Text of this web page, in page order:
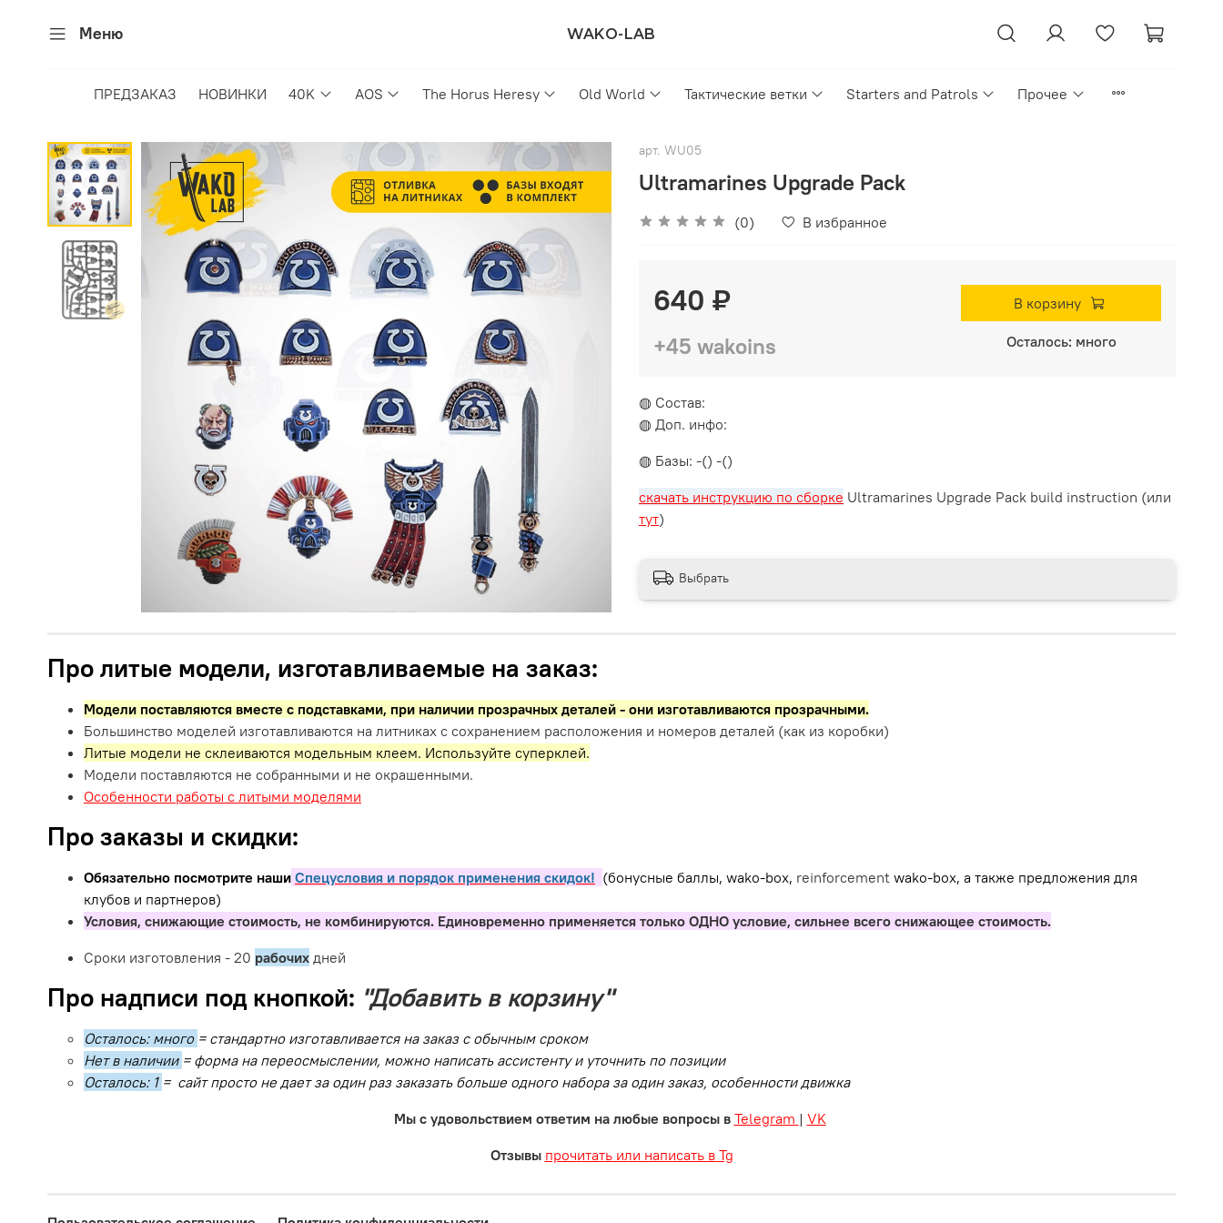
Меню WAKO-LAB
ПРЕДЗАКАЗ НОВИНКИ 40K AOS The Horus Heresy Old World Тактические ветки Starters and Patrols Прочее
арт. WU05
Ultramarines Upgrade Pack
(0) В избранное
640 ₽
+45 wakoins
В корзину
Осталось: много
◍ Состав:
◍ Доп. инфо:
◍ Базы: -() -()
скачать инструкцию по сборке Ultramarines Upgrade Pack build instruction (или
тут)
Выбрать
Про литые модели, изготавливаемые на заказ:
Модели поставляются вместе с подставками, при наличии прозрачных деталей - они изготавливаются прозрачными.
Большинство моделей изготавливаются на литниках с сохранением расположения и номеров деталей (как из коробки)
Литые модели не склеиваются модельным клеем. Используйте суперклей.
Модели поставляются не собранными и не окрашенными.
Особенности работы с литыми моделями
Про заказы и скидки:
Обязательно посмотрите наши Спецусловия и порядок применения скидок! (бонусные баллы, wako-box, reinforcement wako-box, а также предложения для
клубов и партнеров)
Условия, снижающие стоимость, не комбинируются. Единовременно применяется только ОДНО условие, сильнее всего снижающее стоимость.
Сроки изготовления - 20 рабочих дней
Про надписи под кнопкой: "Добавить в корзину"
Осталось: много = стандартно изготавливается на заказ с обычным сроком
Нет в наличии = форма на переосмыслении, можно написать ассистенту и уточнить по позиции
Осталось: 1 = сайт просто не дает за один раз заказать больше одного набора за один заказ, особенности движка
Мы с удовольствием ответим на любые вопросы в Telegram | VK
Отзывы прочитать или написать в Tg